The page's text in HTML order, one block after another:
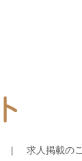
求人掲載の